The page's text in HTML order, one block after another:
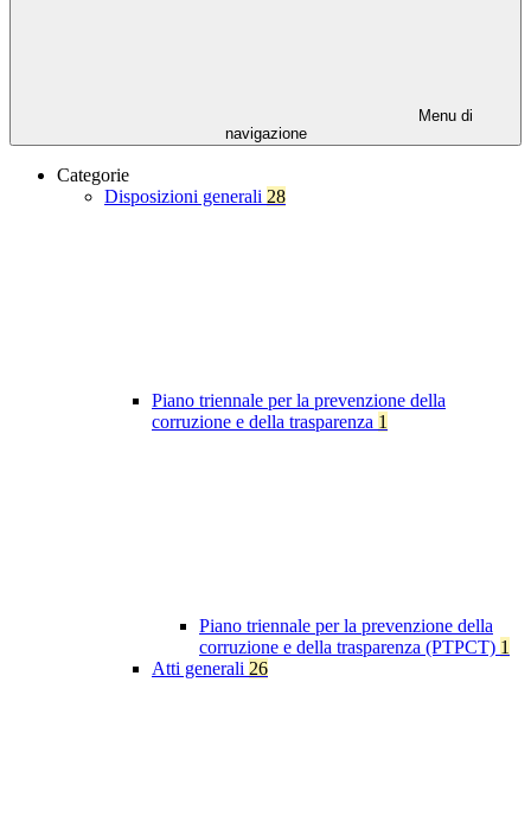
Menu di
navigazione
Categorie
Disposizioni generali 28
Piano triennale per la prevenzione della
corruzione e della trasparenza 1
Piano triennale per la prevenzione della
corruzione e della trasparenza (PTPCT) 1
Atti generali 26